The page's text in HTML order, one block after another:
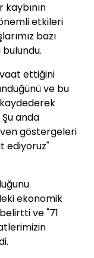
kaybının
etkileri
bazı
bulundu.
ettiğini
ve bu
kaydederek
anda
göstergeleri
ediyoruz"
ekonomik
ve "71